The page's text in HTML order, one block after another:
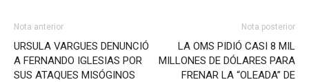
Nota anterior
URSULA VARGUES DENUNCIÓ
A FERNANDO IGLESIAS POR
SUS ATAQUES MISÓGINOS
Nota posterior
LA OMS PIDIÓ CASI 8 MIL
MILLONES DE DÓLARES PARA
FRENAR LA “OLEADA” DE